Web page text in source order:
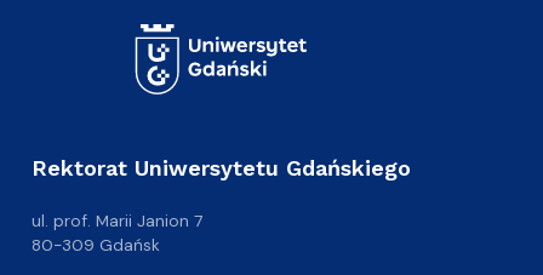
Rektorat Uniwersytetu Gdańskiego
ul. prof. Marii Janion 7
80-309 Gdańsk